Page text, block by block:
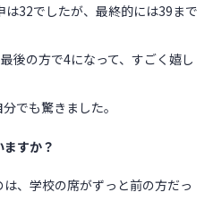
は32でしたが、最終的には39まで
後の方で4になって、すごく嬉し
でも驚きました。
すか？
、学校の席がずっと前の方だっ